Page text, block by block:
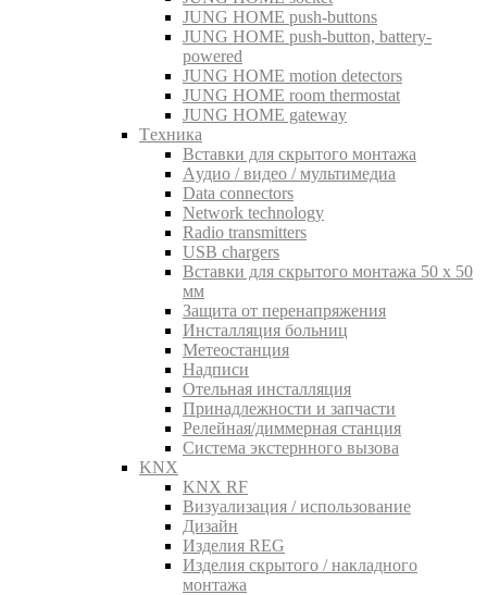
JUNG HOME push-buttons
JUNG HOME push-button, battery-
powered
JUNG HOME motion detectors
JUNG HOME room thermostat
JUNG HOME gateway
Tехника
Вставки для скрытого монтажа
Aудио / видео / мультимедиа
Data connectors
Network technology
Radio transmitters
USB chargers
Вставки для скрытого монтажа 50 x 50
мм
Защита от перенапряжения
Инсталляция больниц
Метеостанция
Надписи
Отельная инсталляция
Принадлежности и запчасти
Релейная/диммерная станция
Система экстернного вызова
KNX
KNX RF
Визуализация / использование
Дизайн
Изделия REG
Изделия скрытого / накладного
монтажа